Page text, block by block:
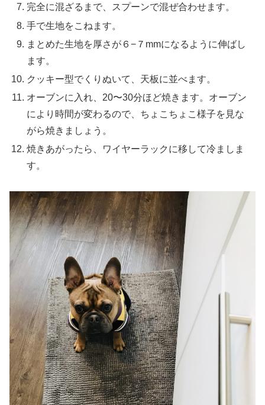
完全に混ざるまで、スプーンで混ぜ合わせます。
手で生地をこねます。
まとめた生地を厚さが６−７mmになるように伸ばし
ます。
クッキー型でくりぬいて、天板に並べます。
オーブンに入れ、20〜30分ほど焼きます。オーブン
により時間が変わるので、ちょこちょこ様子を見な
がら焼きましょう。
焼きあがったら、ワイヤーラックに移して冷ましま
す。